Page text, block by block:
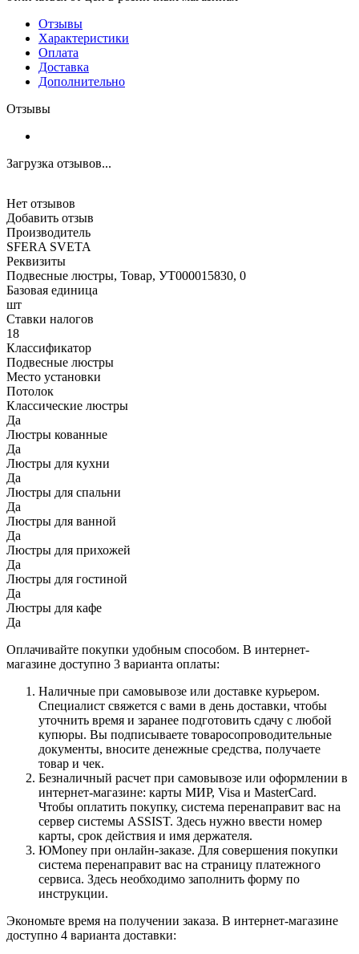
Отзывы
Характеристики
Оплата
Доставка
Дополнительно
Отзывы
Загрузка отзывов...
Нет отзывов
Добавить отзыв
Производитель
SFERA SVETA
Реквизиты
Подвесные люстры, Товар, УТ000015830, 0
Базовая единица
шт
Ставки налогов
18
Классификатор
Подвесные люстры
Место установки
Потолок
Классические люстры
Да
Люстры кованные
Да
Люстры для кухни
Да
Люстры для спальни
Да
Люстры для ванной
Да
Люстры для прихожей
Да
Люстры для гостиной
Да
Люстры для кафе
Да
Оплачивайте покупки удобным способом. В интернет-
магазине доступно 3 варианта оплаты:
Наличные при самовывозе или доставке курьером.
Специалист свяжется с вами в день доставки, чтобы
уточнить время и заранее подготовить сдачу с любой
купюры. Вы подписываете товаросопроводительные
документы, вносите денежные средства, получаете
товар и чек.
Безналичный расчет при самовывозе или оформлении в
интернет-магазине: карты МИР, Visa и MasterCard.
Чтобы оплатить покупку, система перенаправит вас на
сервер системы ASSIST. Здесь нужно ввести номер
карты, срок действия и имя держателя.
ЮMoney при онлайн-заказе. Для совершения покупки
система перенаправит вас на страницу платежного
сервиса. Здесь необходимо заполнить форму по
инструкции.
Экономьте время на получении заказа. В интернет-магазине
доступно 4 варианта доставки: